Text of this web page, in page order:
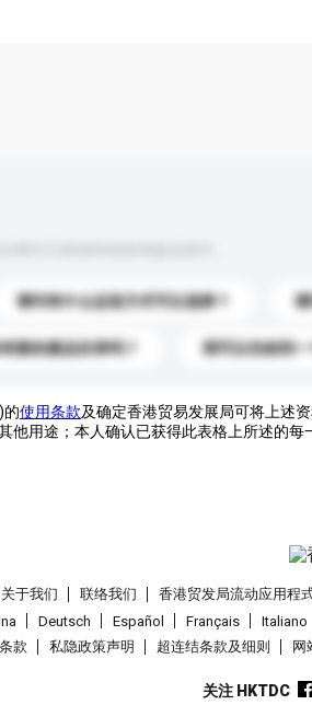
请问有什么运送方式可以选择？
新的產品目录吗？ 我可以先收到一
的使用条款及确定香港贸易发展局可将上述
他用途；本人确认已获得此表格上所述的
关于我们 联络我们 香港贸发局流动应用程
Deutsch Español Français Italiano
款
私隐政策声明 超连结条款及细则 网
关注 HKTDC